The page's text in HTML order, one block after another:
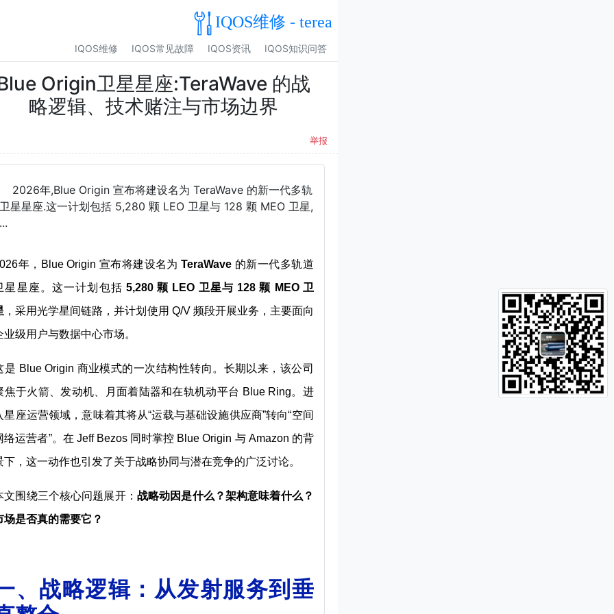
IQOS维修 - terea
IQOS维修 IQOS常见故障 IQOS资讯 IQOS知识问答
Origin卫星星座:TeraWave 的战
略逻辑、技术赌注与市场边界
举报
2026年,Blue Origin 宣布将建设名为 TeraWave 的新一代多轨
星星座.这一计划包括 5,280 颗 LEO 卫星与 128 颗 MEO 卫星,
年，Blue Origin 宣布将建设名为TeraWave 的新一代多轨道
星星座。这一计划包括 5,280 颗 LEO 卫星与 128 颗 MEO 卫
，采用光学星间链路，并计划使用 Q/V 频段开展业务，主要面向
业级用户与数据中心市场。
是 Blue Origin 商业模式的一次结构性转向。长期以来，该公司
焦于火箭、发动机、月面着陆器和在轨机动平台 Blue Ring。进
星座运营领域，意味着其将从“运载与基础设施供应商”转向“空间
络运营者”。在 Jeff Bezos 同时掌控 Blue Origin 与 Amazon 的背
下，这一动作也引发了关于战略协同与潜在竞争的广泛讨论。
文围绕三个核心问题展开： 战略动因是什么？架构意味着什么？
场是否真的需要它？
、战略逻辑：从发射服务到垂